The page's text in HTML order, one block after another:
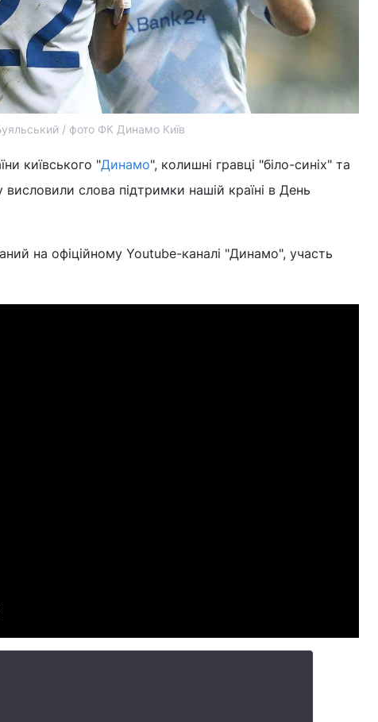
/ фото ФК Динамо Київ
київського "Динамо", колишні гравці "біло-синіх" та
слова підтримки нашій країні в День
на офіційному Youtube-каналі "Динамо", участь